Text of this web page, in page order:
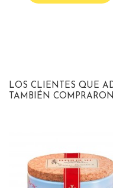
LOS CLIENTES QUE
TAMBIÉN